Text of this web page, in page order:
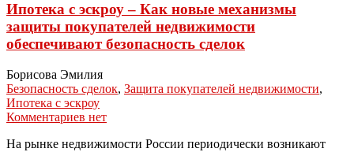
Ипотека с эскроу – Как новые механизмы
защиты покупателей недвижимости
обеспечивают безопасность сделок
Борисова Эмилия
Безопасность сделок, Защита покупателей недвижимости,
Ипотека с эскроу
Комментариев нет
На рынке недвижимости России периодически возникают